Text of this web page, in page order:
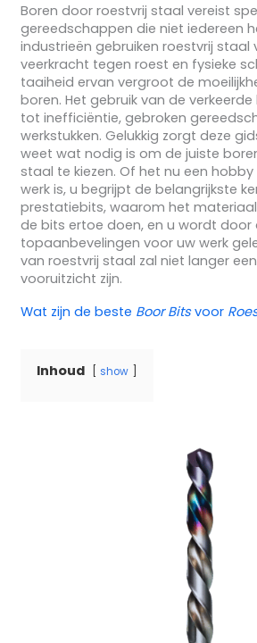
Boren door roestvrij staal vereist
gereedschappen die niet iedereen
industrieën gebruiken roestvrij staal
veerkracht tegen roest en fysieke
taaiheid ervan vergroot de
boren. Het gebruik van de
tot inefficiëntie, gebroken
werkstukken. Gelukkig zorgt deze
weet wat nodig is om de juiste
staal te kiezen. Of het nu een
werk is, u begrijpt de belangrijkste
prestatiebits, waarom het
de bits ertoe doen, en u wordt door
topaanbevelingen voor uw werk
van roestvrij staal zal niet langer
vooruitzicht zijn.
Wat zijn de beste Boor Bitsvoor
Inhoud show